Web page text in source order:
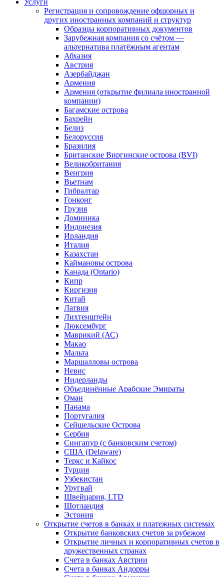
Услуги
Регистрация и сопровождение офшорных и
других иностранных компаний и структур
Образцы корпоративных документов
Зарубежная компания со счётом —
альтернатива платёжным агентам
Абхазия
Австрия
Азербайджан
Армения
Армения (открытие филиала иностранной
компании)
Багамские острова
Бахрейн
Белиз
Белоруссия
Бразилия
Британские Виргинские острова (BVI)
Великобритания
Венгрия
Вьетнам
Гибралтар
Гонконг
Грузия
Доминика
Индонезия
Ирландия
Италия
Казахстан
Каймановы острова
Канада (Ontario)
Кипр
Киргизия
Китай
Латвия
Лихтенштейн
Люксембург
Маврикий (АС)
Макао
Мальта
Маршалловы острова
Нeвис
Нидерланды
Объединённые Арабские Эмираты
Оман
Панама
Португалия
Сейшельские Острова
Сербия
Сингапур (c банковским счетом)
США (Delaware)
Теркс и Кайкос
Турция
Узбекистан
Уругвай
Швейцария, LTD
Шотландия
Эстония
Открытие счетов в банках и платежных системах
Открытие банковских счетов за рубежом
Открытие личных и корпоративных счетов в
дружественных странах
Счета в банках Австрии
Счета в банках Андорры